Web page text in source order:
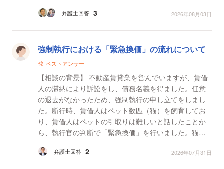
法的に支...弁護士回答 3 2026年08月03日
強制執行における「緊急換価」の流れについて
ベストアンサー
【相談の背景】 不動産賃貸業を営んでいますが、賃借
人の滞納により訴訟をし、債務名義を得ました。任意
の退去がなかったため、強制執行の申し立てをしまし
た。断行時、賃借人はペット数匹（猫）を飼育してお
り、賃借人はペットの引取りは難しいと話したことか
ら、執行官の判断で「緊急換価」を行いました。猫
【質問1】...
弁護士回答 2 2026年07月31日